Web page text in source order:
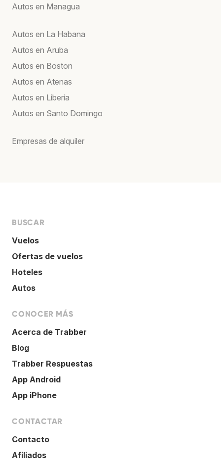
Autos en Managua
Autos en La Habana
Autos en Aruba
Autos en Boston
Autos en Atenas
Autos en Liberia
Autos en Santo Domingo
Empresas de alquiler
BUSCAR
Vuelos
Ofertas de vuelos
Hoteles
Autos
CONOCER MÁS
Acerca de Trabber
Blog
Trabber Respuestas
App Android
App iPhone
CONTACTAR
Contacto
Afiliados